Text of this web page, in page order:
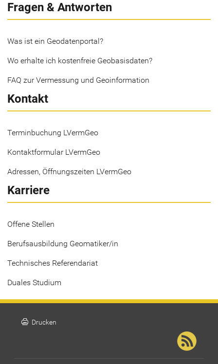
Fragen & Antworten
Was ist ein Geodatenportal?
Wo erhalte ich kostenfreie Geobasisdaten?
FAQ zur Vermessung und Geoinformation
Kontakt
Terminbuchung LVermGeo
Kontaktformular LVermGeo
Adressen, Öffnungszeiten LVermGeo
Karriere
Offene Stellen
Berufsausbildung Geomatiker/in
Technisches Referendariat
Duales Studium
print Drucken